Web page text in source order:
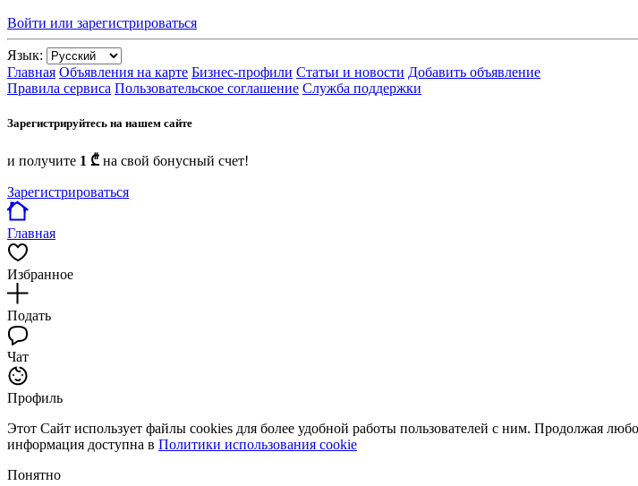
Войти или зарегистрироваться
Язык:
Главная Объявления на карте Бизнес-профили Статьи и новости Добавить объявление
Правила сервиса Пользовательское соглашение Служба поддержки
Зарегистрируйтесь на нашем сайте
и получите 1 ₾ на свой бонусный счет!
Зарегистрироваться
Главная
Избранное
Подать
Чат
Профиль
Этот Сайт использует файлы cookies для более удобной работы пользователей с ним. Продолжая
информация доступна в Политики использования cookie
Понятно